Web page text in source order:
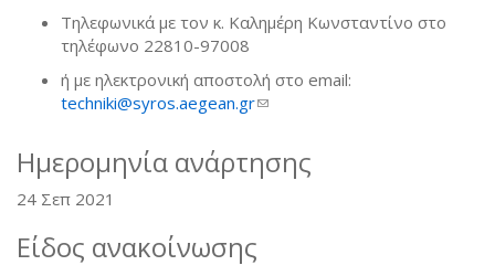
Τηλεφωνικά με τον κ. Καλημέρη Κωνσταντίνο στο
τηλέφωνο 22810-97008
ή με ηλεκτρονική αποστολή στο email:
techniki@syros.aegean.gr(link sends e-mail)
Ημερομηνία ανάρτησης
24 Σεπ 2021
Είδος ανακοίνωσης